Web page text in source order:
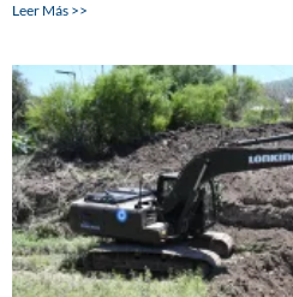
Leer Más >>